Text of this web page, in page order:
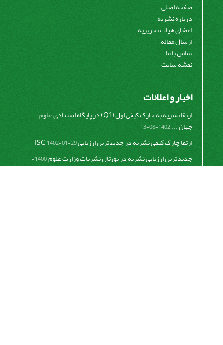
صفحه اصلی
درباره نشریه
اعضای هیات تحریریه
ارسال مقاله
تماس با ما
نقشه سایت
اخبار و اعلانات
ارتقا نشریه به چارک کیفی اول (Q1) در پایگاه استنادی علوم
جهان ...1402-08-13
ارتقا چارک کیفی نشریه در جدیدترین ارزیابی ISC1402-01-29
جدیدترین ارزیابی نشریه در پورتال نشریات وزارت علوم
1400-